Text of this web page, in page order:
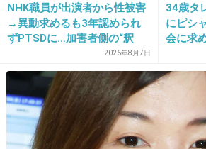
27. 匿名2019/06/20(木) 19:07:09
友達フォローしてるアカウント（ほぼ
カ（趣味とか愚痴とか色々）もってる
教えてって言われたら友達アカウント
NHK職員が出演者から性被害
→異動求めるも3年認められ
ずPTSDに…加害者側の“釈
明”にコラムニスト「納得が
いかない」一方で組織体制の
問題点も指摘
2026年8月7日
34歳タ
にピシ
会に求